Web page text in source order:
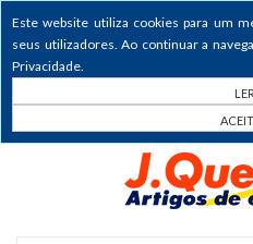
Este website utiliza cookies para um
seus utilizadores. Ao continuar a
Privacidade.
LER